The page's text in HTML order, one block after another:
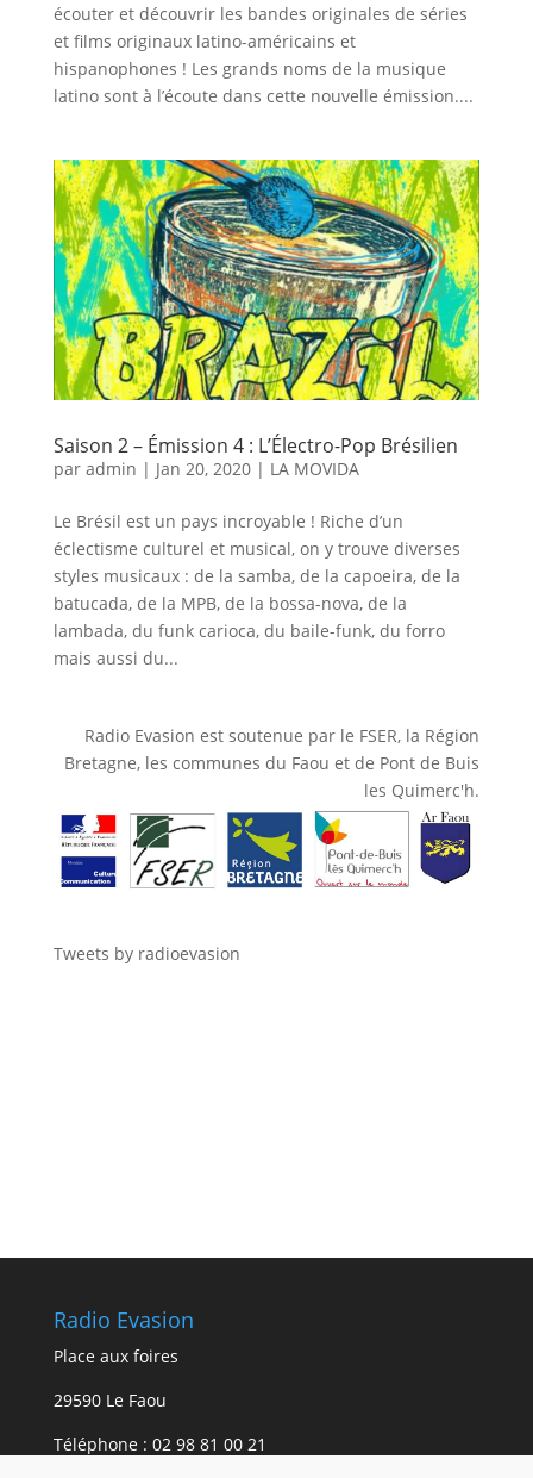
écouter et découvrir les bandes originales de séries
et films originaux latino-américains et
hispanophones ! Les grands noms de la musique
latino sont à l’écoute dans cette nouvelle émission....
Saison 2 – Émission 4 : L’Électro-Pop Brésilien
par admin | Jan 20, 2020| LA MOVIDA
Le Brésil est un pays incroyable ! Riche d’un
éclectisme culturel et musical, on y trouve diverses
styles musicaux : de la samba, de la capoeira, de la
batucada, de la MPB, de la bossa-nova, de la
lambada, du funk carioca, du baile-funk, du forro
mais aussi du...
Radio Evasion est soutenue par le FSER, la Région
Bretagne, les communes du Faou et de Pont de Buis
les Quimerc'h.
Tweets by radioevasion
Radio Evasion
Place aux foires
29590 Le Faou
Téléphone : 02 98 81 00 21